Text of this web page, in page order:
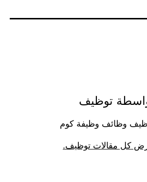
توظيف
وظائف وظيفة كوم
كل مقالات توظيف.